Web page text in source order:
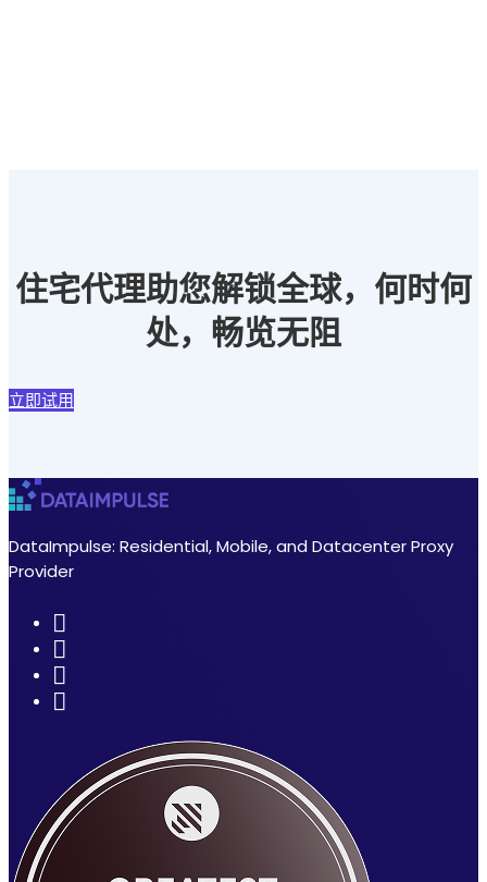
住宅代理助您解锁全球，何时何
处，畅览无阻
立即试用
DataImpulse: Residential, Mobile, and Datacenter Proxy
Provider